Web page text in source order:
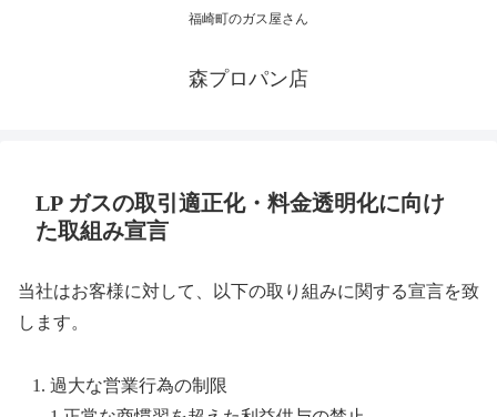
福崎町のガス屋さん
森プロパン店
LP ガスの取引適正化・料金透明化に向け
た取組み宣言
当社はお客様に対して、以下の取り組みに関する宣言を致
します。
過大な営業行為の制限